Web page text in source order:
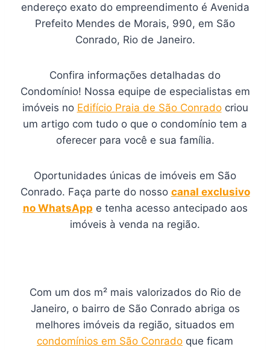
endereço exato do empreendimento é Avenida
Prefeito Mendes de Morais, 990, em São
Conrado, Rio de Janeiro.
Confira informações detalhadas do
Condomínio! Nossa equipe de especialistas em
imóveis no Edifício Praia de São Conradocriou
um artigo com tudo o que o condomínio tem a
oferecer para você e sua família.
Oportunidades únicas de imóveis em São
Conrado. Faça parte do nosso canal exclusivo
no WhatsApp e tenha acesso antecipado aos
imóveis à venda na região.
Com um dos m² mais valorizados do Rio de
Janeiro, o bairro de São Conrado abriga os
melhores imóveis da região, situados em
condomínios em São Conrado que ficam